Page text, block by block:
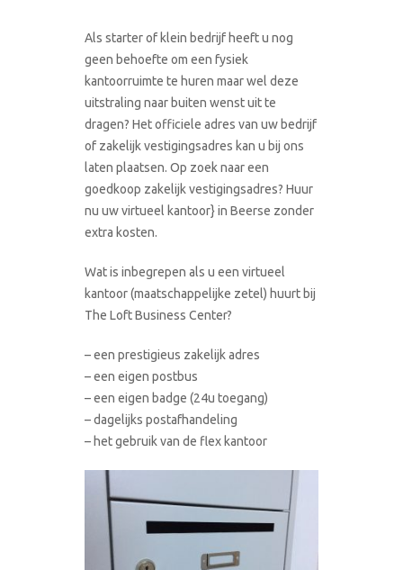
Als starter of klein bedrijf heeft u nog
geen behoefte om een fysiek
kantoorruimte te huren maar wel deze
uitstraling naar buiten wenst uit te
dragen? Het officiele adres van uw bedrijf
of zakelijk vestigingsadres kan u bij ons
laten plaatsen. Op zoek naar een
goedkoop zakelijk vestigingsadres? Huur
nu uw virtueel kantoor} in Beerse zonder
extra kosten.
Wat is inbegrepen als u een virtueel
kantoor (maatschappelijke zetel) huurt bij
The Loft Business Center?
– een prestigieus zakelijk adres
– een eigen postbus
– een eigen badge (24u toegang)
– dagelijks postafhandeling
– het gebruik van de flex kantoor